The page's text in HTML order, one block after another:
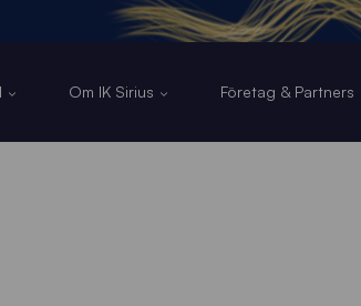
Om IK Sirius Företag & Partners